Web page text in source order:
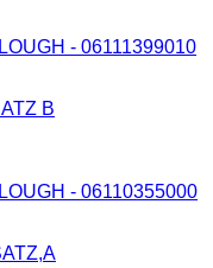
B